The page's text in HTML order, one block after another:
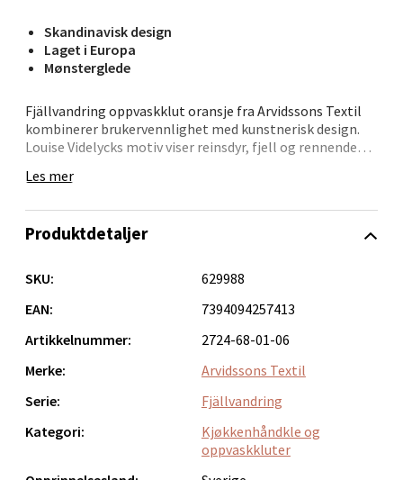
Skandinavisk design
Laget i Europa
Mønsterglede
Fjällvandring oppvaskklut oransje fra Arvidssons Textil
kombinerer brukervennlighet med kunstnerisk design.
Louise Videlycks motiv viser reinsdyr, fjell og rennende
personlig uttrykk. Mål: 17x20 cm.
Les mer
Produktdetaljer
SKU:
629988
EAN:
7394094257413
Artikkelnummer:
2724-68-01-06
Merke:
Arvidssons Textil
Serie:
Fjällvandring
Kategori:
Kjøkkenhåndkle og
oppvaskkluter
0 i butikk
Bergen - Oasen Senter
Folke Bernadottes vei 52, 5147 Fyllingsdalen
Åpent i dag 10-18
Oppdal - Aunasenteret
Aunasenteret, Sunndalsvegen 3, 7340 Oppdal